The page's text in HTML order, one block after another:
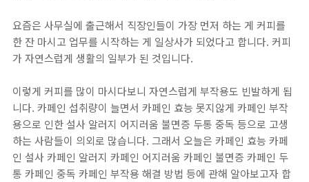
요즘은 사무실에 출근해서 직장인들이 가장 먼저 하는 게 커피를
한 잔 마시고 업무를 시작하는 게 일상사가 되었다고 합니다. 커피
가 자연스럽게 생활의 일부가 된 것입니다.
이렇게 커피를 많이 마시다보니 자연스럽게 부작용도 빈발하게 됩
니다. 카페인 섭취량이 늘면서 카페인 효능 못지않게 카페인 부작
용으로 인한 설사 알러지 어지러움 불면증 두통 중독 등으로 고생
하는 사람들이 의외로 많습니다. 그래서 오늘은 카페인 효능 카페
인 설사 카페인 알러지 카페인 어지러움 카페인 불면증 카페인 두
통 카페인 중독 카페인 부작용 해결 방법 등에 관해 알아보고자 합